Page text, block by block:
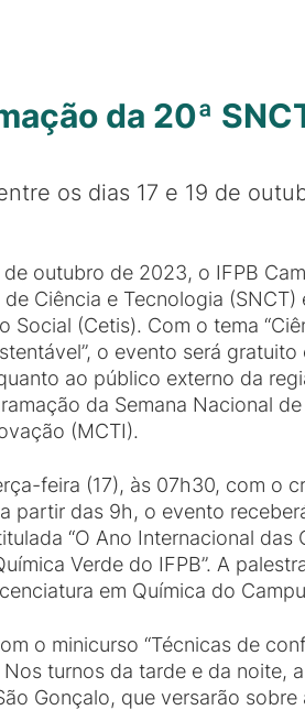
da 20ª
os dias 17 e 19 de
de outubro de 2023, o IFPB
Ciência e Tecnologia
Social (Cetis). Com o tema
o evento será
ao público externo da
da Semana Nacional
(MCTI).
feira (17), às 07h30, com o
partir das 9h, o evento
“O Ano Internacional das
Verde do IFPB”. A
em Química do
o minicurso “Técnicas de
turnos da tarde e da noite,
Gonçalo, que versarão